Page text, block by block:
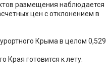
размещения наблюдается
цен с отклонением в
Крыма в целом 0,529
Края готовится к лету.